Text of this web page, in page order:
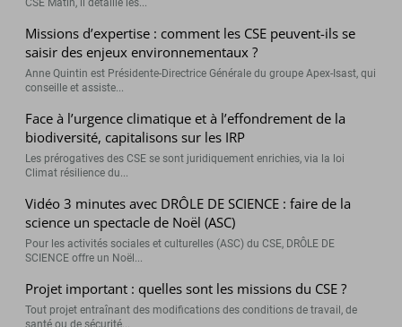
CSE Matin, il détaille les...
Missions d’expertise : comment les CSE peuvent-ils se
saisir des enjeux environnementaux ?
Anne Quintin est Présidente-Directrice Générale du groupe Apex-Isast, qui
conseille et assiste...
Face à l’urgence climatique et à l’effondrement de la
biodiversité, capitalisons sur les IRP
Les prérogatives des CSE se sont juridiquement enrichies, via la loi
Climat résilience du...
Vidéo 3 minutes avec DRÔLE DE SCIENCE : faire de la
science un spectacle de Noël (ASC)
Pour les activités sociales et culturelles (ASC) du CSE, DRÔLE DE
SCIENCE offre un Noël...
Projet important : quelles sont les missions du CSE ?
Tout projet entraînant des modifications des conditions de travail, de